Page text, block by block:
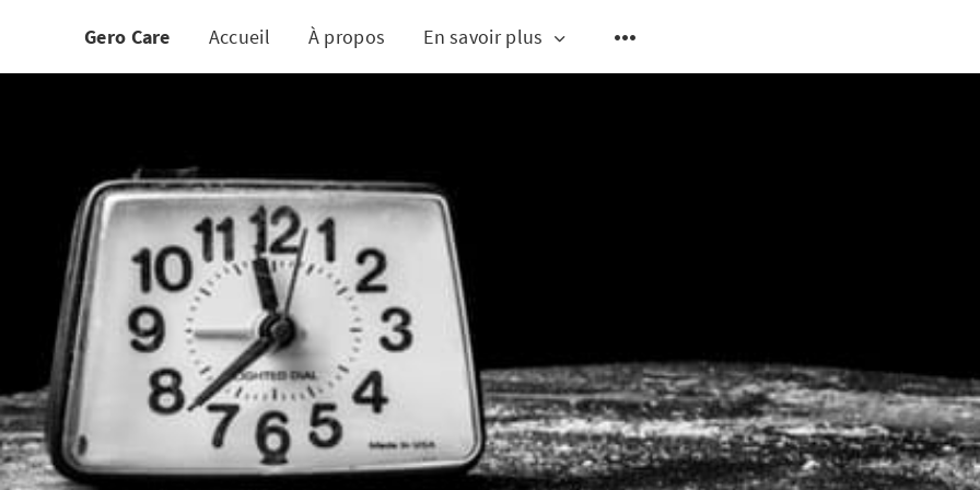
Gero Care Accueil À propos En savoir plus